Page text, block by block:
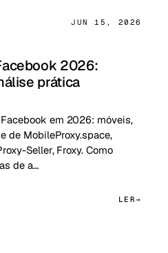
JUN 15, 2026
2026:
prática
em 2026: móveis,
de MobileProxy.space,
Seller, Froxy. Como
de a…
LER